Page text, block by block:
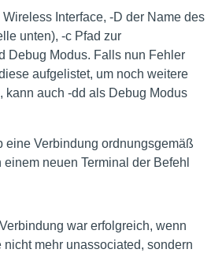
Interface, -D der Name des
unten), -c Pfad zur
Debug Modus. Falls nun Fehler
aufgelistet, um noch weitere
kann auch -dd als Debug Modus
eine Verbindung ordnungsgemäß
neuen Terminal der Befehl
war erfolgreich, wenn
mehr unassociated, sondern